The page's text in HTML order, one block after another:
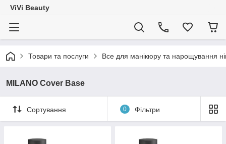
ViVi Beauty
Товари та послуги Все для манікюру та нарощування
MILANO Cover Base
Сортування 0 Фільтри